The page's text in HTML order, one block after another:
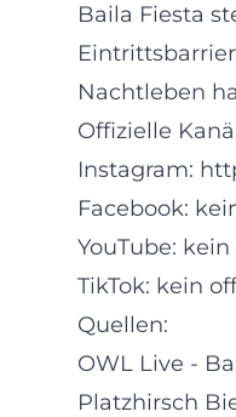
Baila Fiesta
Nachtleben
Offizielle
Instagram:
Facebook:
YouTube:
TikTok: kein
Quellen:
OWL Live -
Platzhirsch